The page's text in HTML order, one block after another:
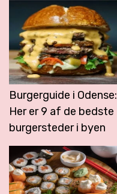
Burgerguide i Odense:
Her er 9 af de bedste
burgersteder i byen